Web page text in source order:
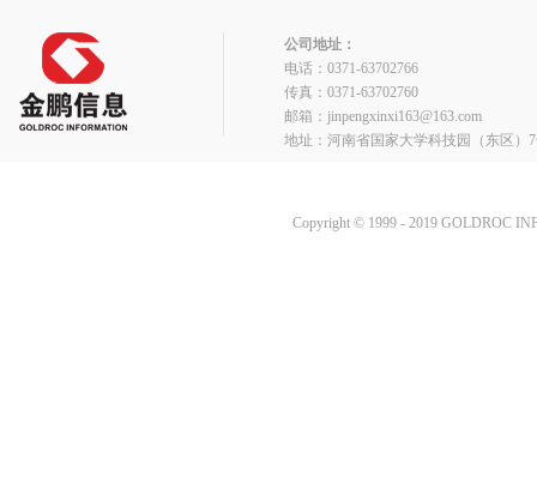
公司地址：
电话：0371-63702766
传真：0371-63702760
邮箱：jinpengxinxi163@163.com
地址：河南省国家大学科技园（东区）
Copyright © 1999 - 2019 GOLDROC